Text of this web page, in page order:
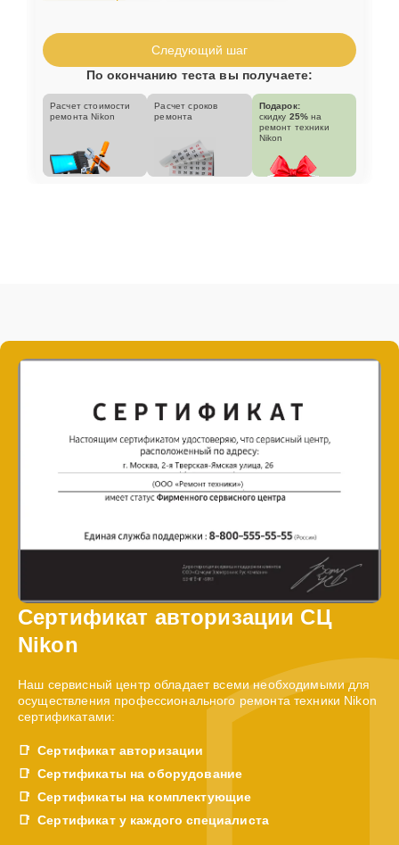
Следующий шаг
По окончанию теста вы получаете:
Расчет стоимости
ремонта Nikon
Расчет сроков
ремонта
Подарок:
скидку 25% на
ремонт техники
Nikon
Сертификат авторизации СЦ
Nikon
Наш сервисный центр обладает всеми необходимыми для
осуществления профессионального ремонта техники Nikon
сертификатами:
Сертификат авторизации
Сертификаты на оборудование
Сертификаты на комплектующие
Сертификат у каждого специалиста